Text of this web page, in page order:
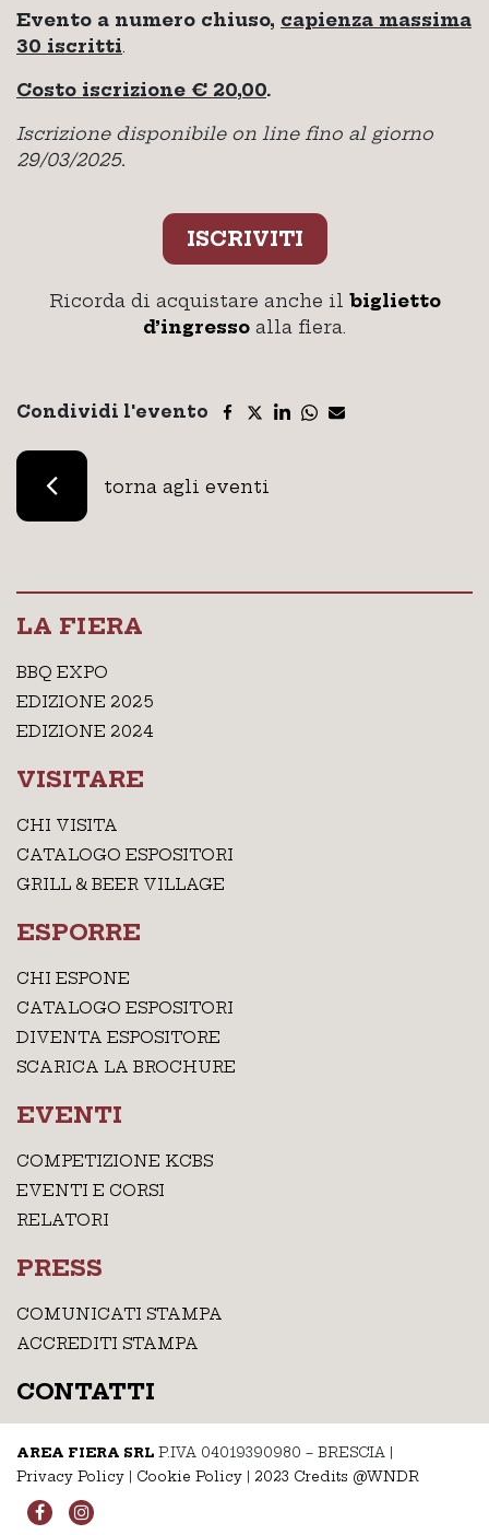
Evento a numero chiuso, capienza massima
30 iscritti.
Costo iscrizione € 20,00.
Iscrizione disponibile on line fino al giorno
29/03/2025.
ISCRIVITI
Ricorda di acquistare anche il biglietto
d’ingresso alla fiera.
Condividi l'evento
torna agli eventi
LA FIERA
BBQ EXPO
EDIZIONE 2025
EDIZIONE 2024
VISITARE
CHI VISITA
CATALOGO ESPOSITORI
GRILL & BEER VILLAGE
ESPORRE
CHI ESPONE
CATALOGO ESPOSITORI
DIVENTA ESPOSITORE
SCARICA LA BROCHURE
EVENTI
COMPETIZIONE KCBS
EVENTI E CORSI
RELATORI
PRESS
COMUNICATI STAMPA
ACCREDITI STAMPA
CONTATTI
AREA FIERA SRL P.IVA 04019390980 – BRESCIA
Privacy Policy
Cookie Policy 2023 Credits @WNDR